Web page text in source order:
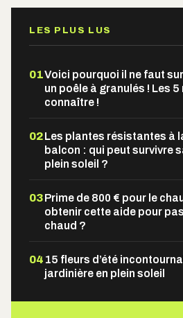
LES PLUS LUS
01Voici pourquoi il ne faut
un poêle à granulés ! Les
connaître !
02Les plantes résistantes à
balcon : qui peut survivre
plein soleil ?
03Prime de 800 € pour le
obtenir cette aide pour
chaud ?
04 15 fleurs d’été
jardinière en plein soleil